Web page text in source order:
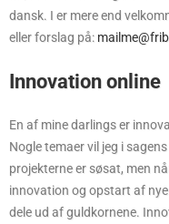
dansk. I er mere end
eller forslag på:
Innovation online
En af mine darlings er
Nogle temaer vil jeg i
projekterne er søsat, men
innovation og opstart af
dele ud af guldkornene.